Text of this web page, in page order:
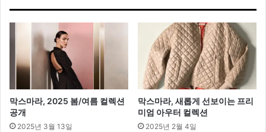
움
막스마라, 2025 봄/여름 컬렉션
공개
2025년 3월 13일
막스마라, 새롭게 선보이는 프리
미엄 아우터 컬렉션
2025년 2월 4일